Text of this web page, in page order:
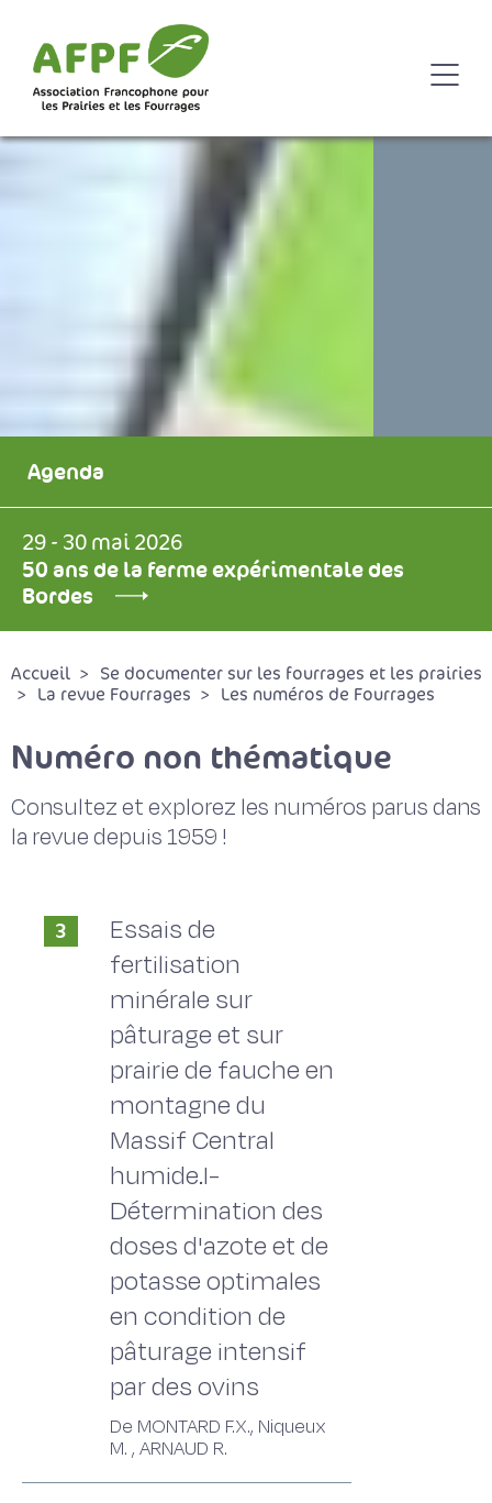
Agenda
29 - 30 mai 2026
50 ans de la ferme expérimentale des
Bordes
Accueil
Se documenter sur les fourrages et les prairies
La revue Fourrages
Les numéros de Fourrages
Numéro non thématique
Consultez et explorez les numéros parus dans
la revue depuis 1959 !
3
Essais de
fertilisation
minérale sur
pâturage et sur
prairie de fauche en
montagne du
Massif Central
humide.I-
Détermination des
doses d'azote et de
potasse optimales
en condition de
pâturage intensif
par des ovins
De MONTARD F.X., Niqueux
M. , ARNAUD R.